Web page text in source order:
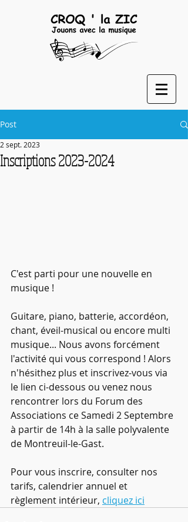
Post
Inscriptions 2023-2024
2 sept. 2023
C'est parti pour une nouvelle en
musique !
Guitare, piano, batterie, accordéon,
chant, éveil-musical ou encore multi
musique... Nous avons forcément
l'activité qui vous correspond ! Alors
n'hésithez plus et inscrivez-vous via
le lien ci-dessous ou venez nous
rencontrer lors du Forum des
Associations ce Samedi 2 Septembre
à partir de 14h à la salle polyvalente
de Montreuil-le-Gast.
Pour vous inscrire, consulter nos
tarifs, calendrier annuel et
règlement intérieur, cliquez ici